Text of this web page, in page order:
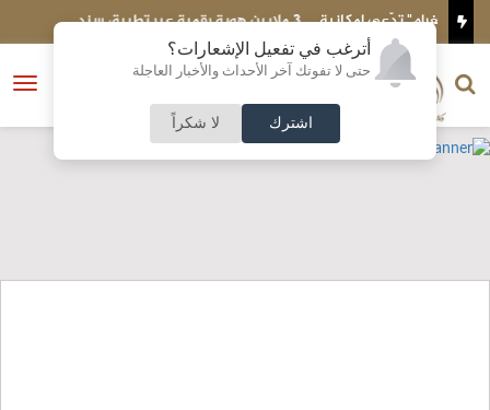
أترغب في تفعيل الإشعارات؟
حتى لا تفوتك آخر الأحداث والأخبار العاجلة
اشترك لا شكراً
3 ملايين هوية رقمية عبر تطبيق سند
فتح
الناشر و رئيس التحرير
النسخة الكاملة